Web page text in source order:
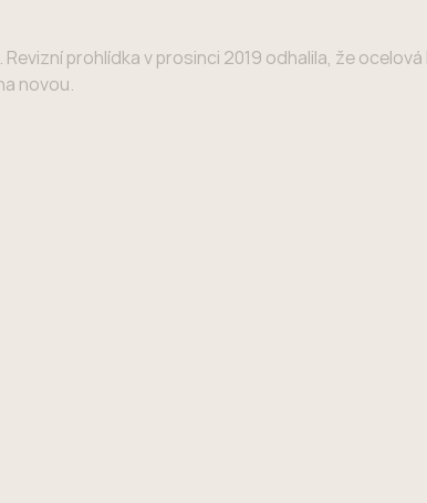
prohlídka v prosinci 2019 odhalila, že
novou.